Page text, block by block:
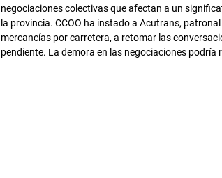
negociaciones colectivas que afectan a un
la provincia. CCOO ha instado a Acutrans,
mercancías por carretera, a retomar las
pendiente. La demora en las negociaciones podría